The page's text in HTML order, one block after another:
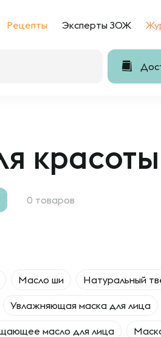
Рецепты Эксперты ЗОЖ
0 товаров
Масло ши Натуральный
Увлажняющая маска для лица
масло для лица